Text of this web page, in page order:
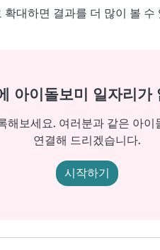
확대하면 결과를 더 많이 볼 수
아이돌보미 일자리가
해보세요. 여러분과 같은 아이
연결해 드리겠습니다.
시작하기